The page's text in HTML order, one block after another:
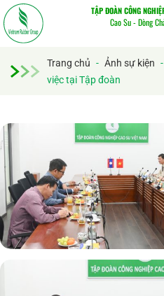
TẬP ĐOÀN CÔNG
Cao Su - Dòng
Trang chủ - Ảnh sự kiện -
việc tại Tập đoàn